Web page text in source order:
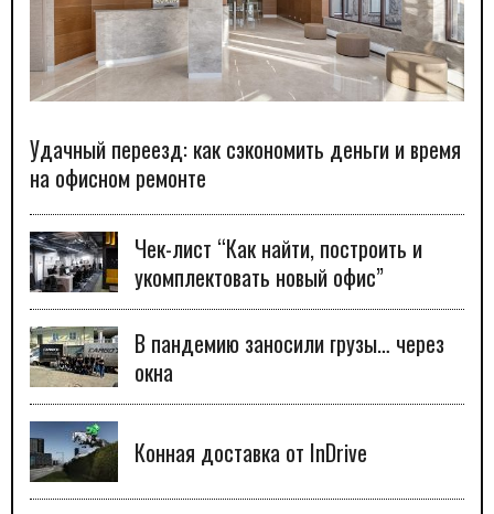
Удачный переезд: как сэкономить деньги и время
на офисном ремонте
Чек-лист “Как найти, построить и
укомплектовать новый офис”
В пандемию заносили грузы… через
окна
Конная доставка от InDrive